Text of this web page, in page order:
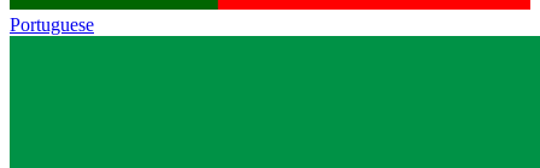
Portuguese